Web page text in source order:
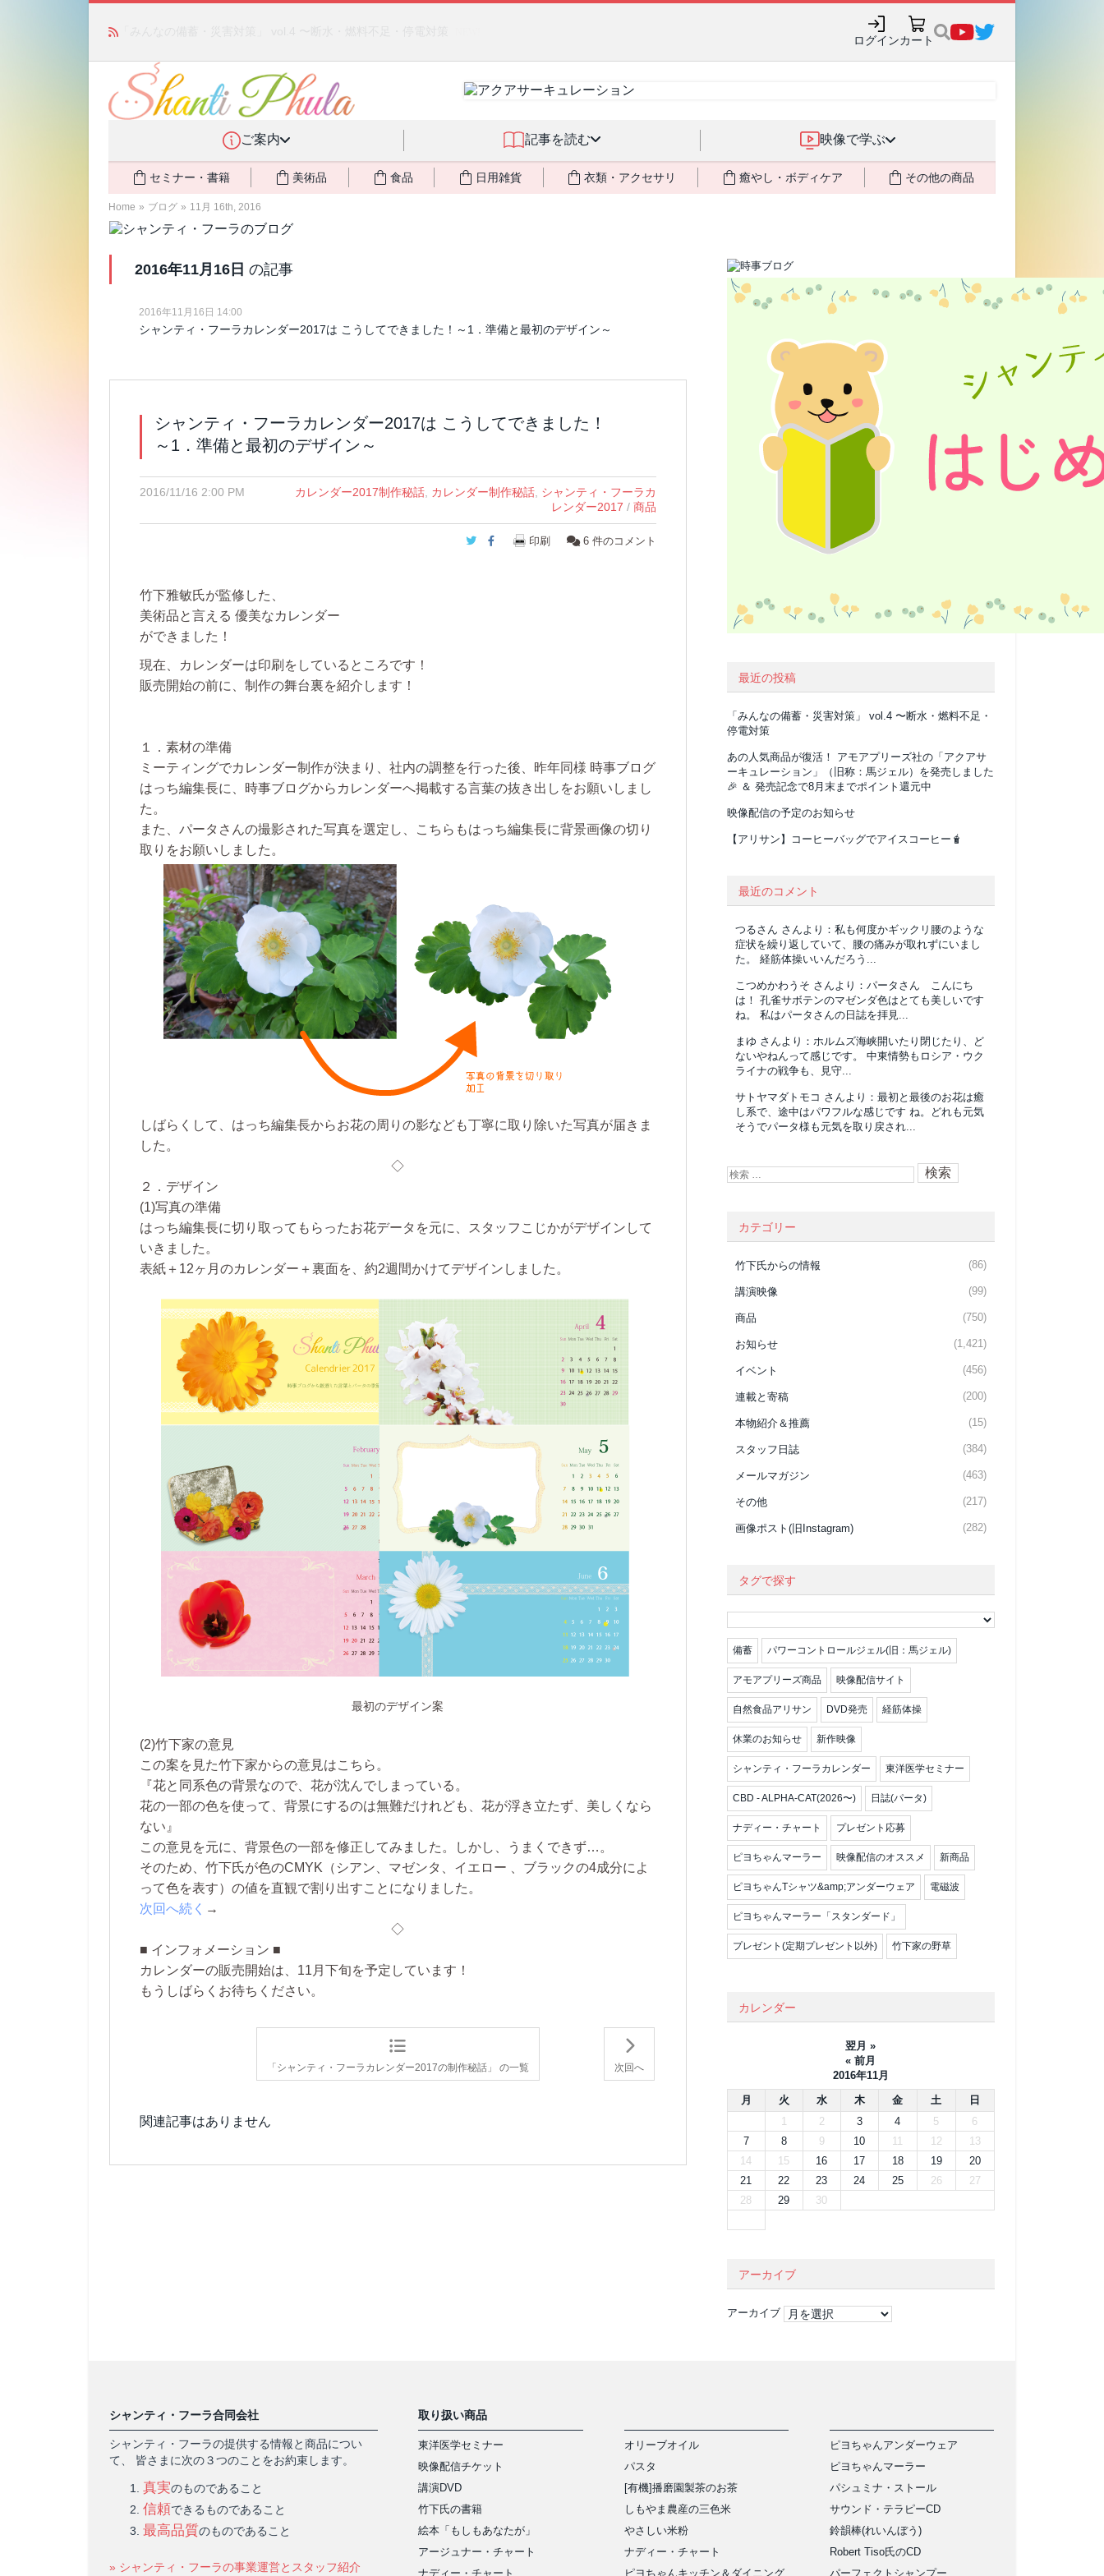
ログインカート
ご案内 記事を読む 映像で学ぶ
セミナー・書籍 美術品 食品 日用雑貨 衣類・アクセサリ 癒やし・ボディケア その他の商品
Home » ブログ » 11月 16th, 2016
2016年11月16日 の記事
2016年11月16日 14:00
シャンティ・フーラカレンダー2017は こうしてできました！～1．準備と最初のデザイン～
シャンティ・フーラカレンダー2017は こうしてできました！
～1．準備と最初のデザイン～
2016/11/16 2:00 PM カレンダー2017制作秘話, カレンダー制作秘話, シャンティ・フーラカ
レンダー2017 / 商品
Twitter
Facebook
印刷 6件のコメント
竹下雅敏氏が監修した、
美術品と言える 優美なカレンダー
ができました！
現在、カレンダーは印刷をしているところです！
販売開始の前に、制作の舞台裏を紹介します！
１．素材の準備
ミーティングでカレンダー制作が決まり、社内の調整を行った後、昨年同様 時事ブログ
はっち編集長に、時事ブログからカレンダーへ掲載する言葉の抜き出しをお願いし まし
た。
また、 パータさんの撮影された写真を選定し、こちら もはっち編集長に背景画像の切り
取りをお願いしました。
しばらくして、はっち編集長からお花の周りの影なども丁寧に取り除いた写真が届きま
した。
◇
２．デザイン
(1)写真の準備
はっち編集長に切り取ってもらったお花データを元に、スタッフこじかがデザインして
いきました。
表紙＋12ヶ月のカレンダー＋裏面を、約2週間かけてデザイン しました。
最初のデザイン案
(2)竹下家の意見
この案を見た竹下家からの意見はこちら。
『花と同系色の背景なので、花が沈んでしまっている。
花の一部の色を使って、背景にするのは無難だけれども、花が浮き立たず、美しくなら
ない』
この意見を元に、背景色の一部を修正してみました。しかし、うまくできず…。
そのため、 竹下氏が色のCMYK（シアン、マゼンタ、イエロー 、ブラックの4成分によ
って色を表す）の値を直観で割り出すことになりました。
次回へ続く →
◇
■ インフォメーション ■
カレンダーの販売開始は、11月下旬を予定しています！
もうしばらくお待ちください。
「シャンティ・フーラカレンダー2017の制作秘話」 の一覧 次回へ
関連記事はありません
最近の投稿
「みんなの備蓄・災害対策」 vol.4 〜断水・燃料不足・
停電対策
あの人気商品が復活！ アモアプリーズ社の「アクアサ
ーキュレーション」（旧称：馬ジェル）を発売しました
🎉 ＆ 発売記念で8月末までポイント還元中
映像配信の予定のお知らせ
【アリサン】コーヒーバッグでアイスコーヒー🧋
最近のコメント
つるさん さんより： 私も何度かギックリ腰のような
症状を繰り返していて、腰の痛みが取れずにいまし
た。 経筋体操いいんだろう...
こつめかわうそ さんより： パータさん こんにち
は！ 孔雀サボテンのマゼンダ色はとても美しいです
ね。 私はパータさんの日誌を拝見...
まゆ さんより： ホルムズ海峡開いたり閉じたり、ど
ないやねんって感じです。 中東情勢もロシア・ウク
ライナの戦争も、見守...
サトヤマダトモコ さんより： 最初と最後のお花は癒
し系で、途中はパワフルな感じです ね。どれも元気
そうでパータ様も元気を取り戻され...
カテゴリー
竹下氏からの情報 (86)
講演映像 (99)
商品 (750)
お知らせ (1,421)
イベント (456)
連載と寄稿 (200)
本物紹介＆推薦 (15)
スタッフ日誌 (384)
メールマガジン (463)
その他 (217)
画像ポスト(旧Instagram) (282)
タグで探す
備蓄 パワーコントロールジェル(旧：馬ジェル)
アモアプリーズ商品 映像配信サイト
自然食品アリサン DVD発売 経筋体操
休業のお知らせ 新作映像
シャンティ・フーラカレンダー 東洋医学セミナー
CBD - ALPHA-CAT(2026〜) 日誌(パータ)
ナディー・チャート プレゼント応募
ピヨちゃんマーラー 映像配信のオススメ 新商品
ピヨちゃんTシャツ&amp;アンダーウェア 電磁波
ピヨちゃんマーラー「スタンダード」
プレゼント(定期プレゼント以外) 竹下家の野草
カレンダー
翌月 »
« 前月
2016年11月
月
火 水 木 金 土
日
1
2 3 4 5
6
7
8 9 10 11 12
13
14
15 16 17 18 19
20
21
22 23 24 25 26
27
28
29 30
アーカイブ
アーカイブ
シャンティ・フーラ合同会社
シャンティ・フーラの提供する情報と商品につい
て、 皆さまに次の３つのことをお約束します。
真実のものであること
信頼できるものであること
最高品質のものであること
» シャンティ・フーラの事業運営とスタッフ紹介
取り扱い商品
東洋医学セミナー
映像配信チケット
講演DVD
竹下氏の書籍
絵本「もしもあなたが」
アージュナー・チャート
ナディー・チャート
オリーブオイル
パスタ
[有機]播磨園製茶のお茶
しもやま農産の三色米
やさしい米粉
ナディー・チャート
ピヨちゃんキッチン＆ダイニング
ピヨちゃんアンダーウェア
ピヨちゃんマーラー
パシュミナ・ストール
サウンド・テラピーCD
鈴韻棒(れいんぼう)
Robert Tiso氏のCD
パーフェクトシャンプー